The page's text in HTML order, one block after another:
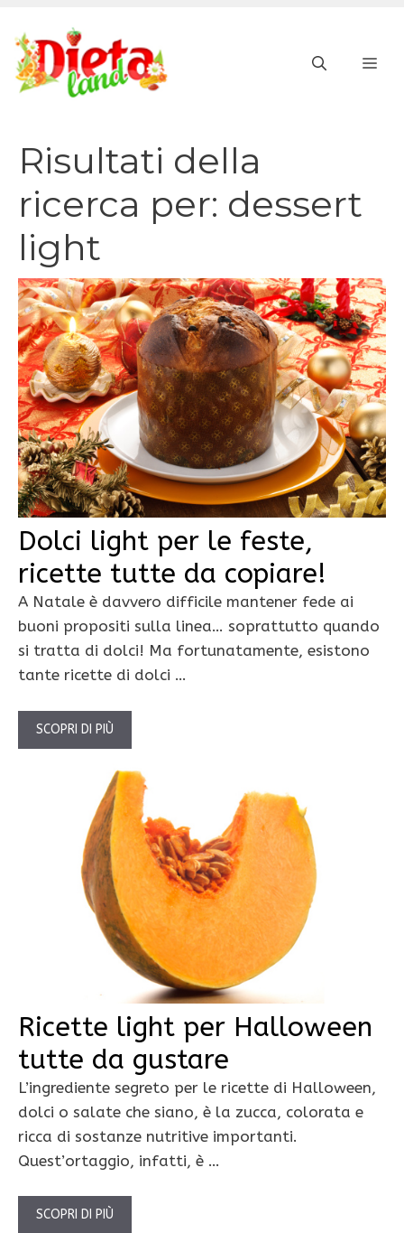
contenuto
Risultati della
ricerca per: dessert
light
Dolci light per le feste,
ricette tutte da copiare!
A Natale è davvero difficile mantener fede ai
buoni propositi sulla linea… soprattutto quando
si tratta di dolci! Ma fortunatamente, esistono
tante ricette di dolci …
SCOPRI DI PIÙ
Ricette light per Halloween
tutte da gustare
L’ingrediente segreto per le ricette di Halloween,
dolci o salate che siano, è la zucca, colorata e
ricca di sostanze nutritive importanti.
Quest’ortaggio, infatti, è …
SCOPRI DI PIÙ